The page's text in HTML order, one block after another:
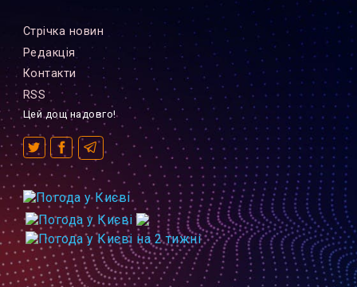
Стрiчка новин
Редакцiя
Контакти
RSS
Цей дощ надовго!